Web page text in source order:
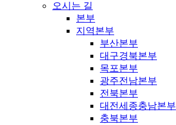
오시는 길
본부
지역본부
부산본부
대구경북본부
목포본부
광주전남본부
전북본부
대전세종충남본부
충북본부